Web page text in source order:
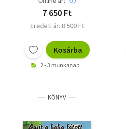
7 650 Ft
Eredeti ár: 8 500 Ft
Kosárba
2 - 3 munkanap
KÖNYV